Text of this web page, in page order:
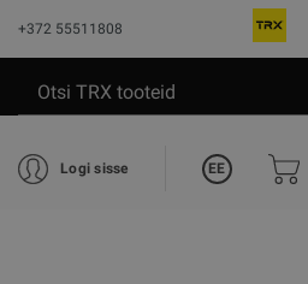
+372 55511808
Logi sisse EE